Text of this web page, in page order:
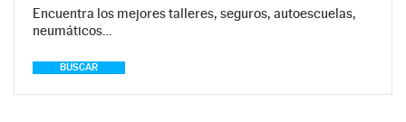
Encuentra los mejores talleres, seguros, autoescuelas,
neumáticos…
BUSCAR